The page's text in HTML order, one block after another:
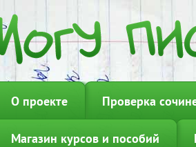
О проекте Проверка
Магазин курсов и пособий